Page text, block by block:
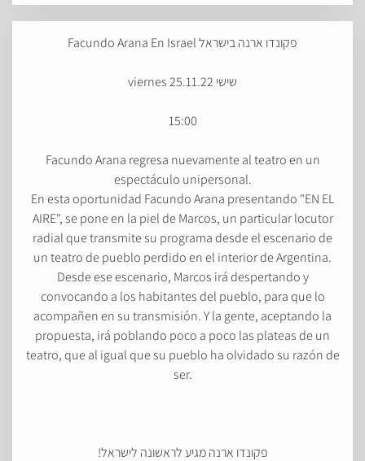
פקונדו ארנה בישראל Facundo Arana En Israel
שישי 25.11.22 viernes
15:00
Facundo Arana regresa nuevamente al teatro en un
espectáculo unipersonal.
En esta oportunidad Facundo Arana presentando "EN EL
AIRE", se pone en la piel de Marcos, un particular locutor
radial que transmite su programa desde el escenario de
un teatro de pueblo perdido en el interior de Argentina.
Desde ese escenario, Marcos irá despertando y
convocando a los habitantes del pueblo, para que lo
acompañen en su transmisión. Y la gente, aceptando la
propuesta, irá poblando poco a poco las plateas de un
teatro, que al igual que su pueblo ha olvidado su razón de
ser.
פקונדו ארנה מגיע לראשונה לישראל!